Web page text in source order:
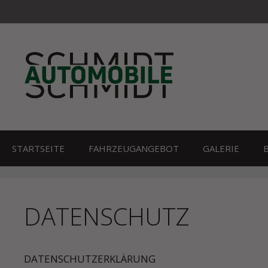
Inhalt
STARTSEITE FAHRZEUGANGEBOT GALERIE
DATENSCHUTZ
DATENSCHUTZERKLÄRUNG